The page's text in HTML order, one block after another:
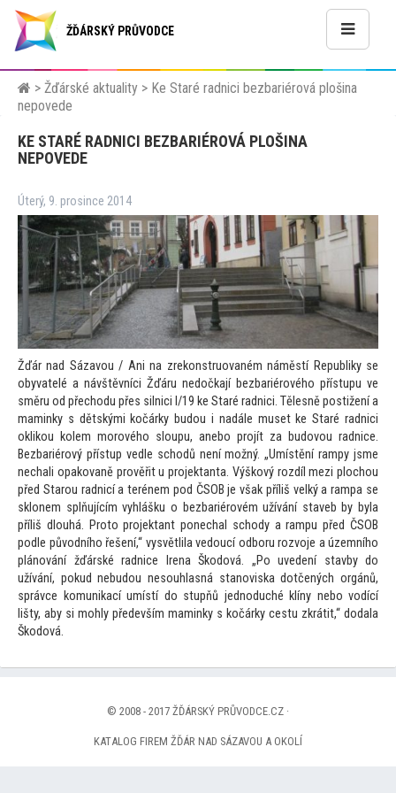
ŽĎÁRSKÝ PRŮVODCE
> Žďárské aktuality > Ke Staré radnici bezbariérová plošina
nepovede
KE STARÉ RADNICI BEZBARIÉROVÁ PLOŠINA
NEPOVEDE
Úterý, 9. prosince 2014
Žďár nad Sázavou / Ani na zrekonstruovaném náměstí Republiky se
obyvatelé a návštěvníci Žďáru nedočkají bezbariérového přístupu ve
směru od přechodu přes silnici I/19 ke Staré radnici. Tělesně postižení a
maminky s dětskými kočárky budou i nadále muset ke Staré radnici
oklikou kolem morového sloupu, anebo projít za budovou radnice.
Bezbariérový přístup vedle schodů není možný. „Umístění rampy jsme
nechali opakovaně prověřit u projektanta. Výškový rozdíl mezi plochou
před Starou radnicí a terénem pod ČSOB je však příliš velký a rampa se
sklonem splňujícím vyhlášku o bezbariérovém užívání staveb by byla
příliš dlouhá. Proto projektant ponechal schody a rampu před ČSOB
podle původního řešení,“ vysvětlila vedoucí odboru rozvoje a územního
plánování žďárské radnice Irena Škodová. „Po uvedení stavby do
užívání, pokud nebudou nesouhlasná stanoviska dotčených orgánů,
správce komunikací umístí do stupňů jednoduché klíny nebo vodící
lišty, aby si mohly především maminky s kočárky cestu zkrátit,“ dodala
Škodová.
© 2008 - 2017 ŽĎÁRSKÝ PRŮVODCE.CZ ·
KATALOG FIREM ŽĎÁR NAD SÁZAVOU A OKOLÍ